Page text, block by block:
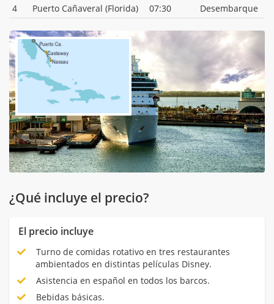
4
Puerto Cañaveral (Florida) 07:30 Desembarque
¿Qué incluye el precio?
El precio incluye
Turno de comidas rotativo en tres restaurantes
ambientados en distintas películas Disney.
Asistencia en español en todos los barcos.
Bebidas básicas.